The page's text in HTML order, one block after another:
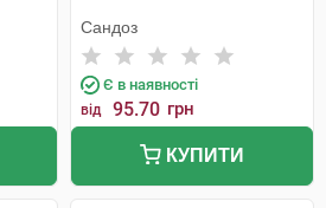
Сандоз
Є в наявності
від 95.70 грн
КУПИТИ